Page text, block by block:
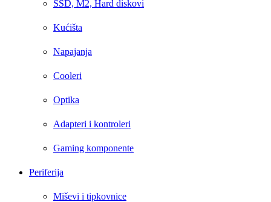
SSD, M2, Hard diskovi
Kućišta
Napajanja
Cooleri
Optika
Adapteri i kontroleri
Gaming komponente
Periferija
Miševi i tipkovnice